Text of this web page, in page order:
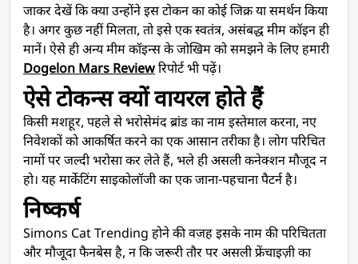
जाकर देखें कि क्या उन्होंने इस टोकन का कोई जिक्र या समर्थन किया
है। अगर कुछ नहीं मिलता, तो इसे एक स्वतंत्र, असंबद्ध मीम कॉइन ही
मानें। ऐसे ही अन्य मीम कॉइन्स के जोखिम को समझने के लिए हमारी
Dogelon Mars Reviewरिपोर्ट भी पढ़ें।
ऐसे टोकन्स क्यों वायरल होते हैं
किसी मशहूर, पहले से भरोसेमंद ब्रांड का नाम इस्तेमाल करना, नए
निवेशकों को आकर्षित करने का एक आसान तरीका है। लोग परिचित
नामों पर जल्दी भरोसा कर लेते हैं, भले ही असली कनेक्शन मौजूद न
हो। यह मार्केटिंग साइकोलॉजी का एक जाना-पहचाना पैटर्न है।
निष्कर्ष
Simons Cat Trending होने की वजह इसके नाम की परिचितता
और मौजूदा फैनबेस है, न कि जरूरी तौर पर असली फ्रेंचाइज़ी का